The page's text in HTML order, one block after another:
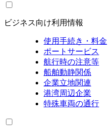
ビジネス向け利用情報
使用手続き・料金
ポートサービス
航行時の注意等
船舶動静関係
企業立地関連
港湾周辺企業
特殊車両の通行